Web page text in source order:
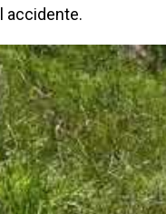
accidente.